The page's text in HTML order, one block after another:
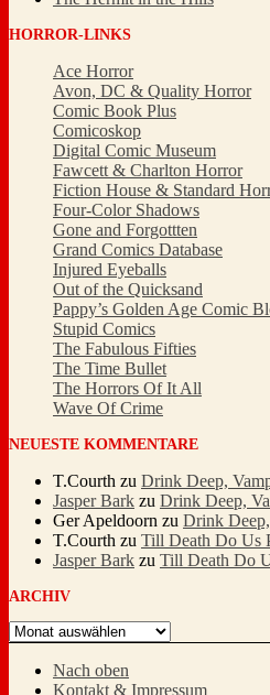
HORROR-LINKS
Ace Horror
Avon, DC & Quality Horror
Comic Book Plus
Comicoskop
Digital Comic Museum
Fawcett & Charlton Horror
Fiction House & Standard
Four-Color Shadows
Gone and Forgottten
Grand Comics Database
Injured Eyeballs
Out of the Quicksand
Pappy’s Golden Age Comic
Stupid Comics
The Fabulous Fifties
The Time Bullet
The Horrors Of It All
Wave Of Crime
NEUESTE KOMMENTARE
T.Courth zu Drink Deep,
Jasper Bark zu Drink Deep,
Ger Apeldoorn zu Drink
T.Courth zu Till Death Do Us
Jasper Bark zu Till Death Do
ARCHIV
Archiv
Nach oben
Kontakt & Impressum